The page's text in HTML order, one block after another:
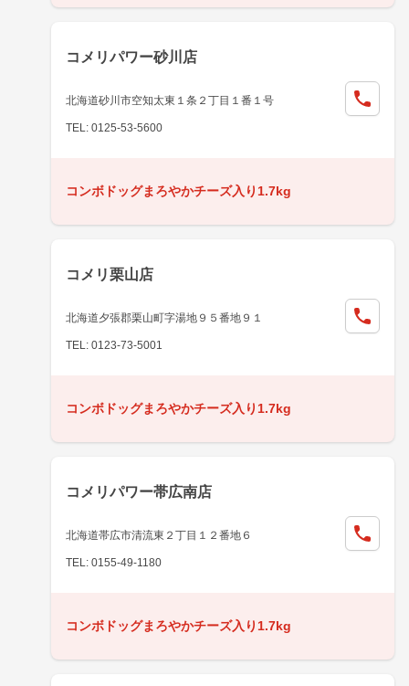
コメリパワー砂川店
北海道砂川市空知太東１条２丁目１番１号
TEL: 0125-53-5600
コンボドッグまろやかチーズ入り1.7kg
コメリ栗山店
北海道夕張郡栗山町字湯地９５番地９１
TEL: 0123-73-5001
コンボドッグまろやかチーズ入り1.7kg
コメリパワー帯広南店
北海道帯広市清流東２丁目１２番地６
TEL: 0155-49-1180
コンボドッグまろやかチーズ入り1.7kg